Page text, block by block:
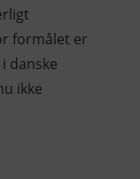
formålet er
danske
ikke